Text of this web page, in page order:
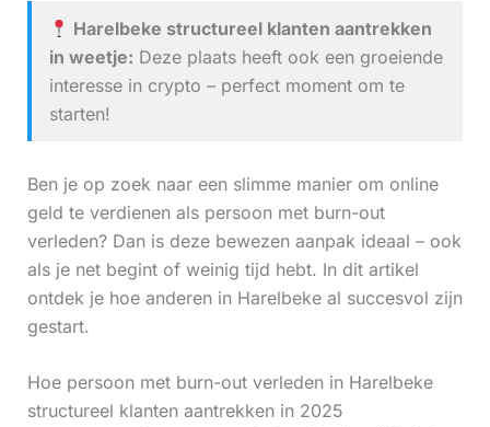
Harelbeke structureel klanten aantrekken
in weetje: Deze plaats heeft ook een groeiende
interesse in crypto – perfect moment om te
starten!
Ben je op zoek naar een slimme manier om online
geld te verdienen als persoon met burn-out
verleden? Dan is deze bewezen aanpak ideaal – ook
als je net begint of weinig tijd hebt. In dit artikel
ontdek je hoe anderen in Harelbeke al succesvol zijn
gestart.
Hoe persoon met burn-out verleden in Harelbeke
structureel klanten aantrekken in 2025